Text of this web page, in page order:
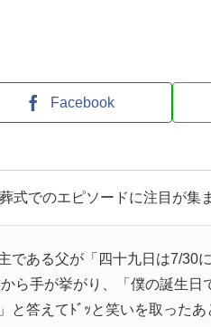
Facebook
式でのエピソードに注目が集
である父が「四十九日は7/30
ら手が挙がり、「僕の誕生日
と答えてﾄﾞｯと笑いを取ったあ